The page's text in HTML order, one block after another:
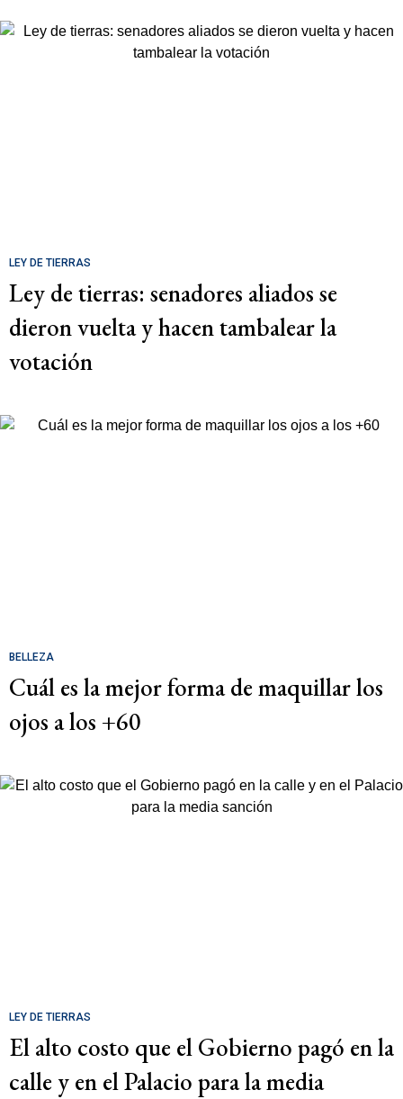
LEY DE TIERRAS
Ley de tierras: senadores aliados se
dieron vuelta y hacen tambalear la
votación
BELLEZA
Cuál es la mejor forma de maquillar los
ojos a los +60
LEY DE TIERRAS
El alto costo que el Gobierno pagó en la
calle y en el Palacio para la media